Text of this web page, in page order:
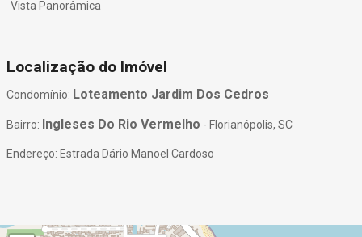
Vista Panorâmica
Localização do Imóvel
Condomínio: Loteamento Jardim Dos Cedros
Bairro: Ingleses Do Rio Vermelho - Florianópolis, SC
Endereço: Estrada Dário Manoel Cardoso